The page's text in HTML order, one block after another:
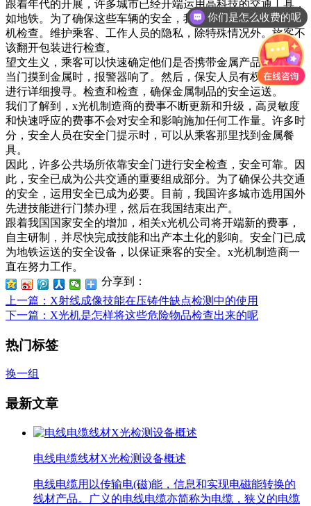
跟着年代的开展，许多城市已经开端运用高科技的交通工具，
如地铁。为了确保这些车辆的安全，我们需求进行严厉的x光
机检查。维护乘客、工作人员的隐私，除特殊情况外。旅客不
该翻开包装进行检查。
望文生义，乘客可以快速确定他们是否携带金属产品通过门。
当门摸到金属时，报警器响了。然后，保安人员有权要求乘客
进行详细搜寻。检查和检查，确保金属制品的安全运送。
我们了解到，x光机制造商的费事不断更新和升级，高灵敏度
和快速呼应的费事不会对安全和影响施加任何工作量。许多时
分，安全人员在安全门提示时，可以从乘客那里找到金属餐
具。
因此，许多公共场所依靠安全门进行安全检查，安全可靠。因
此，安全已成为公共交通的重要组成部分。为了确保公共交通
的安全，运用安全已成为必要。目前，我国许多城市选用国外
先进技能进行门禁办理，然后在我国结束出产。
跟着我国国家安全的增加，相关x光机公司将开端新的费事，
自主研制，并尽快完成技能和出产本土化的影响。安全门已成
为地铁运送的安全设备，以保证乘客的安全。x光机制造商一
直在努力工作。
分享到：
上一篇 ：X射线成像技能在压铸件缺点检测中的使用
下一篇 ：X光机是怎样将这些危险物品检查出来的呢
热门标签
换一组
最新文章
电线电缆线材X光检测设备概述
电线电缆用以传输电(磁)能，信息和实现电磁能转换的
线材产品。广义的电线电缆亦简称为电缆，狭义的电缆
你们是怎么收费的呢